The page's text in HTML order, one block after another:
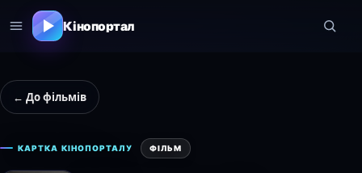
Кінопортал
← До фільмів
КАРТКА КІНОПОРТАЛУ ФІЛЬМ